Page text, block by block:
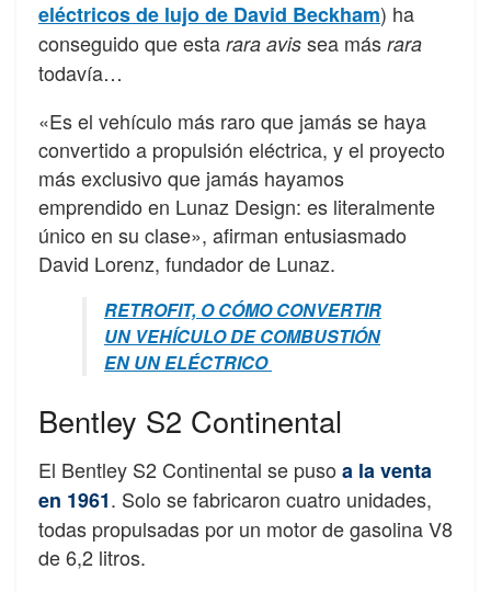
eléctricos de lujo de David Beckham) ha
conseguido que esta rara avis sea más rara
todavía…
«Es el vehículo más raro que jamás se haya
convertido a propulsión eléctrica, y el proyecto
más exclusivo que jamás hayamos
emprendido en Lunaz Design: es literalmente
único en su clase», afirman entusiasmado
David Lorenz, fundador de Lunaz.
RETROFIT, O CÓMO CONVERTIR
UN VEHÍCULO DE COMBUSTIÓN
EN UN ELÉCTRICO
Bentley S2 Continental
El Bentley S2 Continental se puso a la venta
en 1961. Solo se fabricaron cuatro unidades,
todas propulsadas por un motor de gasolina V8
de 6,2 litros.